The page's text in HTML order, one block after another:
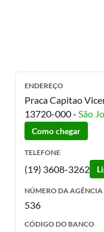
ENDEREÇO
Praca Capitao
13720-000- São
Como chegar
TELEFONE
(19) 3608-3262
NÚMERO DA AGÊNCIA
536
CÓDIGO DO BANCO